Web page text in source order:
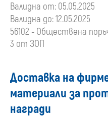
Валидна от: 05.05.2025
Валидна до: 12.05.2025
56102 - Обществена
3 от ЗОП
Доставка на
материали за
награди